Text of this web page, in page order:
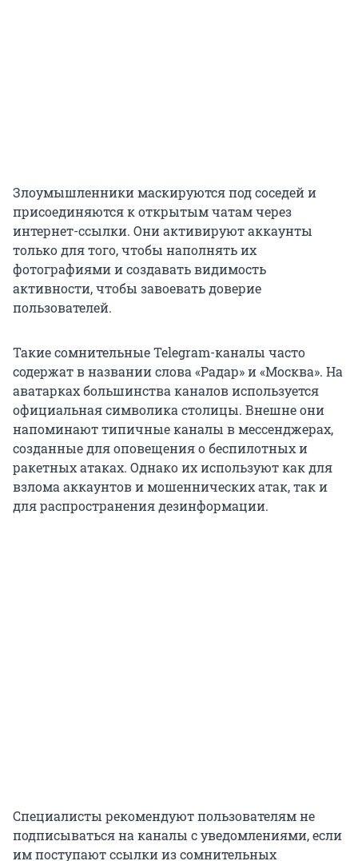
Злоумышленники маскируются под соседей и
присоединяются к открытым чатам через
интернет-ссылки. Они активируют аккаунты
только для того, чтобы наполнять их
фотографиями и создавать видимость
активности, чтобы завоевать доверие
пользователей.
Такие сомнительные Telegram-каналы часто
содержат в названии слова «Радар» и «Москва». На
аватарках большинства каналов используется
официальная символика столицы. Внешне они
напоминают типичные каналы в мессенджерах,
созданные для оповещения о беспилотных и
ракетных атаках. Однако их используют как для
взлома аккаунтов и мошеннических атак, так и
для распространения дезинформации.
Специалисты рекомендуют пользователям не
подписываться на каналы с уведомлениями, если
им поступают ссылки из сомнительных